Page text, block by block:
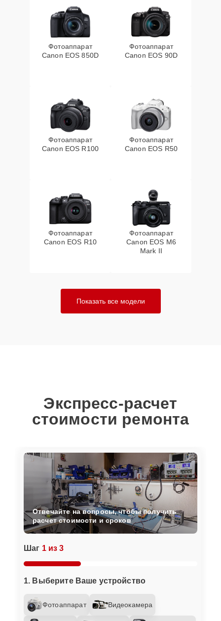
Фотоаппарат
Canon EOS 850D
Фотоаппарат
Canon EOS 90D
Фотоаппарат
Canon EOS R100
Фотоаппарат
Canon EOS R50
Фотоаппарат
Canon EOS R10
Фотоаппарат
Canon EOS M6
Mark II
Показать все модели
Экспресс-расчет
стоимости ремонта
Шаг 1 из 3
1. Выберите Ваше устройство
Фотоаппарат Видеокамера
Отвечайте на вопросы, чтобы получить
расчет стоимости и сроков